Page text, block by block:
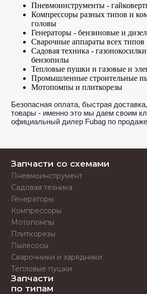
Пневмоинструменты -
Компрессоры разных типов и
головы
Генераторы - бензиновые и
Сварочные аппараты всех типов
Садовая техника -
бензопилы
Тепловые пушки и газовые и
Промышленные строительные
Мотопомпы и плиткорезы
Безопасная оплата, быстрая
товары - именно это мы даем своим
официальный дилер Fubag по
Запчасти со схемами
Пневмоинструмент
Садовая техника
Генераторы
Компрессоры
Мотопомпы
Плиткорезы
Пылесосы
Сварочники и зарядники
Тепловые пушки
Запчасти
по типам